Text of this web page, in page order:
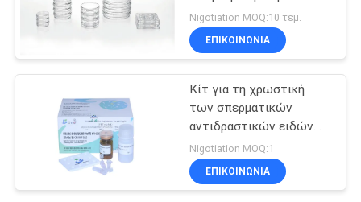
ΑΠΌΣΠΑΣΜΑ
SITEMAP
PRIVACY
POLICY
Αυτόματος
Αναλυτής
Βιοχημείας
15
αναπαραγωγή
Nigotiation MOQ:10 τεμ.
ΕΠΙΚΟΙΝΩΝΊΑ
Κίτ για τη χρωστική
των σπερματικών
αντιδραστικών ειδών
οξυγόνου (μέθοδος
NBT)
Nigotiation MOQ:1
ΕΠΙΚΟΙΝΩΝΊΑ